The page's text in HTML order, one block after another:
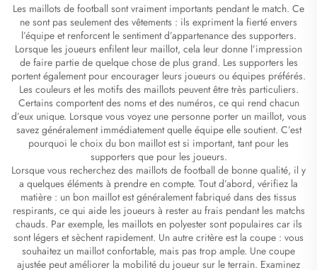
Les maillots de football sont vraiment importants pendant le match. Ce
ne sont pas seulement des vêtements : ils expriment la fierté envers
l’équipe et renforcent le sentiment d’appartenance des supporters.
Lorsque les joueurs enfilent leur maillot, cela leur donne l’impression
de faire partie de quelque chose de plus grand. Les supporters les
portent également pour encourager leurs joueurs ou équipes préférés.
Les couleurs et les motifs des maillots peuvent être très particuliers.
Certains comportent des noms et des numéros, ce qui rend chacun
d’eux unique. Lorsque vous voyez une personne porter un maillot, vous
savez généralement immédiatement quelle équipe elle soutient. C’est
pourquoi le choix du bon maillot est si important, tant pour les
supporters que pour les joueurs.
Lorsque vous recherchez des maillots de football de bonne qualité, il y
a quelques éléments à prendre en compte. Tout d’abord, vérifiez la
matière : un bon maillot est généralement fabriqué dans des tissus
respirants, ce qui aide les joueurs à rester au frais pendant les matchs
chauds. Par exemple, les maillots en polyester sont populaires car ils
sont légers et sèchent rapidement. Un autre critère est la coupe : vous
souhaitez un maillot confortable, mais pas trop ample. Une coupe
ajustée peut améliorer la mobilité du joueur sur le terrain. Examinez